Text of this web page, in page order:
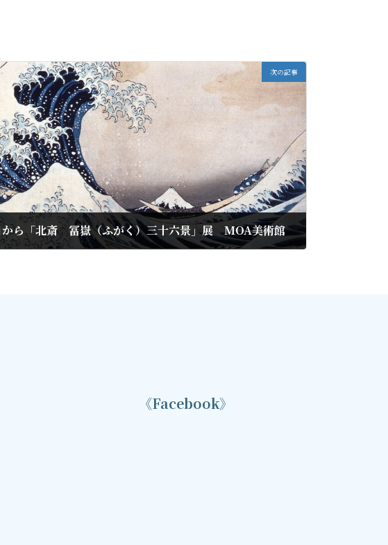
次の記事
から「北斎 冨嶽（ふがく）三十六景」展 MOA美術館
《Facebook》